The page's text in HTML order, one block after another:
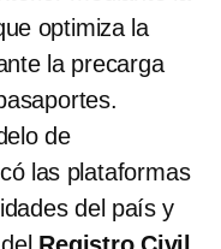
optimiza la
la precarga
de
las plataformas
del país y